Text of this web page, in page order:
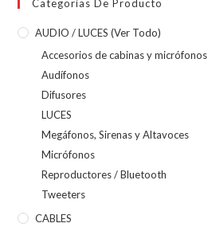
Categorías De Producto
AUDIO / LUCES (ver Todo)
Accesorios de cabinas y micrófonos
Audífonos
Difusores
LUCES
Megáfonos, Sirenas y Altavoces
Micrófonos
Reproductores / Bluetooth
Tweeters
CABLES